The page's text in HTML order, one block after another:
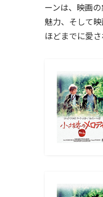
ーンは、映画
魅力、そして
ほどまでに愛